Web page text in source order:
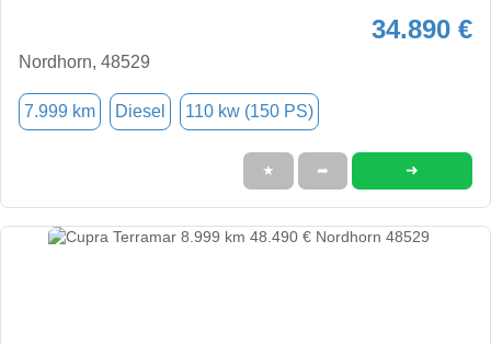
34.890 €
Nordhorn, 48529
7.999 km Diesel 110 kw (150 PS)
★ ➦ ➜